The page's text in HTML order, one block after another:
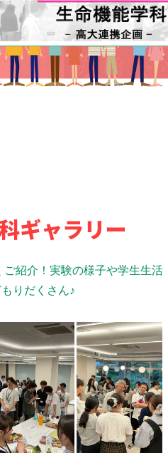
ギャラリー
紹介！実験の様子や学生生活
りだくさん♪